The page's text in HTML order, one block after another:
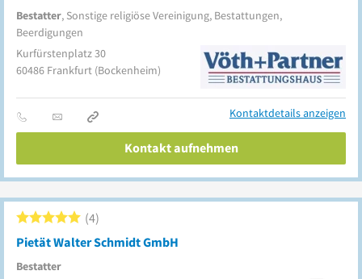
Bestatter, Sonstige religiöse Vereinigung, Bestattungen,
Beerdigungen
Kurfürstenplatz 30
60486 Frankfurt (Bockenheim)
Kontaktdetails anzeigen
Kontakt aufnehmen
Pietät Walter Schmidt GmbH
Bestatter
4